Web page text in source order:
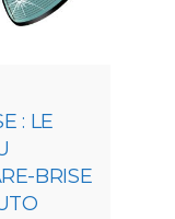
: LE
BRISE